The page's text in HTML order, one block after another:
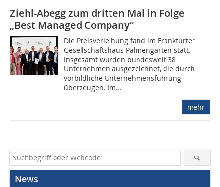
Ziehl-Abegg zum dritten Mal in Folge
„Best Managed Company“
Die Preisverleihung fand im Frankfurter
Gesellschaftshaus Palmengarten statt.
Insgesamt wurden bundesweit 38
Unternehmen ausgezeichnet, die durch
vorbildliche Unternehmensführung
überzeugen. Im...
mehr
News